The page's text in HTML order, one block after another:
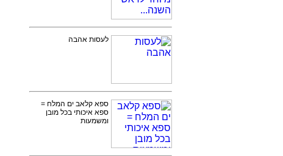
לעסות אהבה
ספא קלאב ים המלח =
ספא איכותי בכל מובן
ומשמעות